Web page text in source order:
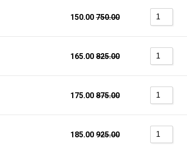
150.00 750.00
165.00 825.00
175.00 875.00
185.00 925.00